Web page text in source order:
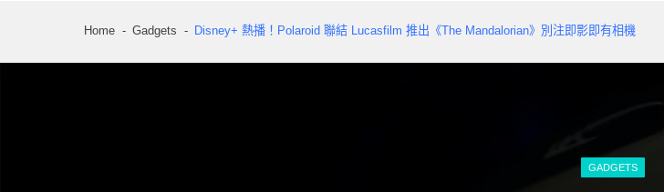
香港科研28年品牌 INNOTIER 創辦人Juliana 專訪：從口罩到貼身衣物 最高規格的防護...
Momax 屯門市廣場品牌店正式開業！「Recharge for Tuen Mun」為主題注入生活能量...
Home Gadgets Disney+ 熱播！Polaroid 聯結 Lucasfilm 推出《The Mandalorian》別注即影即有相機
GADGETS